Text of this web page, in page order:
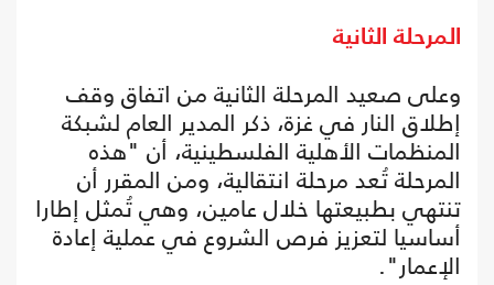
المرحلة الثانية
وعلى صعيد المرحلة الثانية من اتفاق وقف
إطلاق النار في غزة، ذكر المدير العام لشبكة
المنظمات الأهلية الفلسطينية، أن "هذه
المرحلة تُعد مرحلة انتقالية، ومن المقرر أن
تنتهي بطبيعتها خلال عامين، وهي تُمثل إطارا
أساسيا لتعزيز فرص الشروع في عملية إعادة
الإعمار".